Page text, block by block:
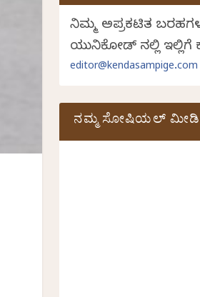
ನಿಮ್ಮ ಅಪ್ರಕಟಿತ
ಯುನಿಕೋಡ್ ನಲ್ಲಿ ಇಲ್ಲಿಗೆ
editor@kendasampige.com
ನಮ್ಮ ಸೋಷಿಯಲ್‌